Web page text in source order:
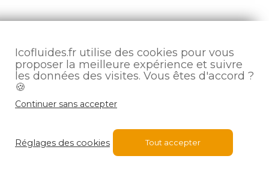
Icofluides.fr utilise des cookies pour vous
proposer la meilleure expérience et suivre
les données des visites. Vous êtes d'accord ?
🍪
Continuer sans accepter
Réglages des cookies Tout accepter